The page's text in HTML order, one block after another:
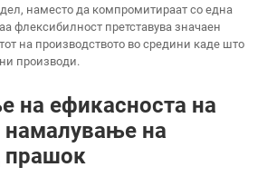
наместо да компромитираат со една
флексибилност претставува значаен
на производството во средини каде што
производи.
на ефикасноста на
намалување на
прашок